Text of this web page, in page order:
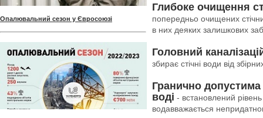
Опалювальний сезон у Євросоюзі
Глибоке очищення
попередньо очищених
в них деяких залишкових
Головний
збирає стічні води від
Гранично допустима
воді - встановлений
водавважається